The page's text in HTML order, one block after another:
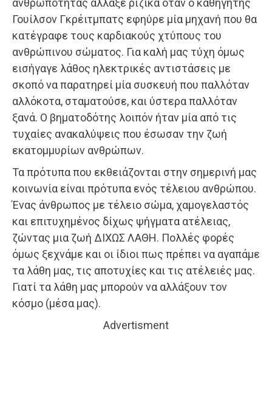
ανθρωπότητας άλλαξε ριζικά όταν ο καθηγητής
Γουίλσον Γκρέιτμπατς εφηύρε μία μηχανή που θα
κατέγραφε τους καρδιακούς χτύπους του
ανθρώπινου σώματος. Για καλή μας τύχη όμως
εισήγαγε λάθος ηλεκτρικές αντιστάσεις με
σκοπό να παρατηρεί μία συσκευή που παλλόταν
αλλόκοτα, σταματούσε, και ύστερα παλλόταν
ξανά. Ο βηματοδότης λοιπόν ήταν μία από τις
τυχαίες ανακαλύψεις που έσωσαν την ζωή
εκατομμυρίων ανθρώπων.
Τα πρότυπα που εκθειάζονται στην σημερινή μας
κοινωνία είναι πρότυπα ενός τέλειου ανθρώπου.
Ένας άνθρωπος με τέλειο σώμα, χαμογελαστός
και επιτυχημένος δίχως ψήγματα ατέλειας,
ζώντας μια ζωή ΔΙΧΩΣ ΛΑΘΗ. Πολλές φορές
όμως ξεχνάμε και οι ίδιοι πως πρέπει να αγαπάμε
τα λάθη μας, τις αποτυχίες και τις ατέλειές μας.
Γιατί τα λάθη μας μπορούν να αλλάξουν τον
κόσμο (μέσα μας).
Advertisment